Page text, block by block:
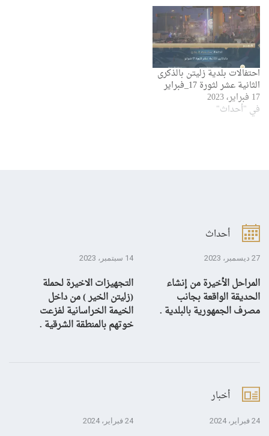
احتفالات بلدية زليتن بالذكرى
الثانية عشر لثورة 17_فبراير
17 فبراير، 2023
في "أحداث"
أحداث
27 ديسمبر، 2023
المراحل الأخيرة من إنشاء
الحديقة الواقعة بجانب
مصرف الجمهورية بالبلدية .
14 سبتمبر، 2023
التجهيزات الاخيرة لحملة
(زليتن الخير ) من داخل
الخيمة الخراسانية لفزعت
خوتهم بالمنطقة الشرقية .
أخبار
24 فبراير، 2024 24 فبراير، 2024